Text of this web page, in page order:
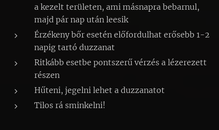
a kezelt területen, ami másnapra bebarnul,
majd pár nap után leesik
Érzékeny bőr esetén előfordulhat erősebb 1-2
napig tartó duzzanat
Ritkább esetbe pontszerű vérzés a lézerezett
részen
Hűteni, jegelni lehet a duzzanatot
Tilos rá sminkelni!